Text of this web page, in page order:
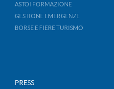
ASTOI FORMAZIONE
GESTIONE EMERGENZE
BORSE E FIERE TURISMO
PRESS